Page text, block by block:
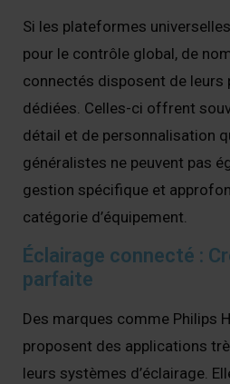
Si les plateformes
pour le contrôle global, de
connectés disposent de leurs
dédiées. Celles-ci offrent
détail et de personnalisation
généralistes ne peuvent pas
gestion spécifique et
catégorie d’équipement.
Éclairage connecté :
parfaite
Des marques comme Philips
proposent des applications
leurs systèmes d’éclairage.